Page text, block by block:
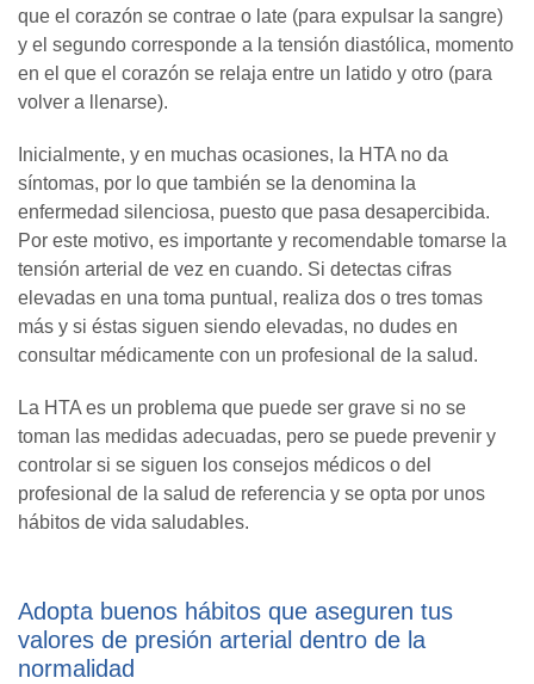
que el corazón se contrae o late (para expulsar la sangre)
y el segundo corresponde a la tensión diastólica, momento
en el que el corazón se relaja entre un latido y otro (para
volver a llenarse).
Inicialmente, y en muchas ocasiones, la HTA no da
síntomas, por lo que también se la denomina la
enfermedad silenciosa, puesto que pasa desapercibida.
Por este motivo, es importante y recomendable tomarse la
tensión arterial de vez en cuando. Si detectas cifras
elevadas en una toma puntual, realiza dos o tres tomas
más y si éstas siguen siendo elevadas, no dudes en
consultar médicamente con un profesional de la salud.
La HTA es un problema que puede ser grave si no se
toman las medidas adecuadas, pero se puede prevenir y
controlar si se siguen los consejos médicos o del
profesional de la salud de referencia y se opta por unos
hábitos de vida saludables.
Adopta buenos hábitos que aseguren tus
valores de presión arterial dentro de la
normalidad